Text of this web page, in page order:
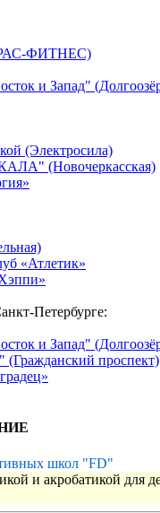
ФИТНЕС)
и Запад"
(Электросила)
(Новочеркасская)
«Атлетик»
Петербурге:
и Запад"
(Гражданский проспект)
школ "FD"
и акробатикой для